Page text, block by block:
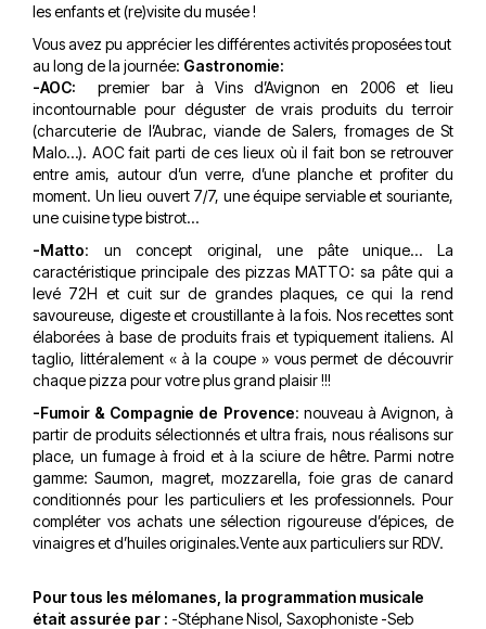
les enfants et (re)visite du musée !
Vous avez pu apprécier les différentes activités proposées tout
au long de la journée: Gastronomie:
-AOC:
premier bar à Vins d’Avignon en 2006 et lieu
incontournable pour déguster de vrais produits du terroir
(charcuterie de l’Aubrac, viande de Salers, fromages de St
Malo…). AOC fait parti de ces lieux où il fait bon se retrouver
entre amis, autour d’un verre, d’une planche et profiter du
moment. Un lieu ouvert 7/7, une équipe serviable et souriante,
une cuisine type bistrot…
-Matto: un concept original, une pâte unique… La
caractéristique principale des pizzas MATTO: sa pâte qui a
levé 72H et cuit sur de grandes plaques, ce qui la rend
savoureuse, digeste et croustillante à la fois. Nos recettes sont
élaborées à base de produits frais et typiquement italiens. Al
taglio, littéralement « à la coupe » vous permet de découvrir
chaque pizza pour votre plus grand plaisir !!!
-Fumoir & Compagnie de Provence: nouveau à Avignon, à
partir de produits sélectionnés et ultra frais, nous réalisons sur
place, un fumage à froid et à la sciure de hêtre. Parmi notre
gamme: Saumon, magret, mozzarella, foie gras de canard
conditionnés pour les particuliers et les professionnels. Pour
compléter vos achats une sélection rigoureuse d’épices, de
vinaigres et d’huiles originales.Vente aux particuliers sur RDV.
Pour tous les mélomanes, la programmation musicale
était assurée par : -Stéphane Nisol, Saxophoniste -Seb